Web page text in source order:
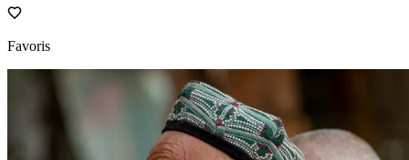
Favoris